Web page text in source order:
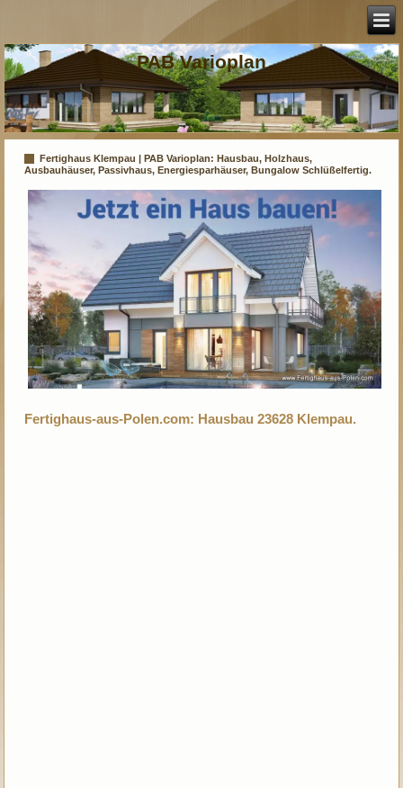
PAB Varioplan
Fertighaus Klempau | PAB Varioplan: Hausbau, Holzhaus,
Ausbauhäuser, Passivhaus, Energiesparhäuser, Bungalow Schlüßelfertig.
Fertighaus-aus-Polen.com: Hausbau 23628 Klempau.